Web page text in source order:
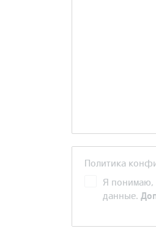
Политика
Я понимаю,
данные.